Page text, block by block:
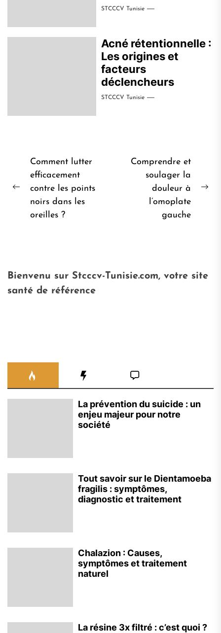
STCCCV Tunisie
Acné rétentionnelle :
Les origines et
facteurs
déclencheurs
STCCCV Tunisie
Navigation
l’article
précédent:
Comment lutter
efficacement
contre les points
noirs dans les
oreilles ?
Comprendre et
soulager la
douleur à
l’omoplate
gauche
Bienvenu sur Stcccv-Tunisie.com, votre site
santé de référence
La prévention du suicide : un
enjeu majeur pour notre
société
Tout savoir sur le Dientamoeba
fragilis : symptômes,
diagnostic et traitement
Chalazion : Causes,
symptômes et traitement
naturel
La résine 3x filtré : c’est quoi ?